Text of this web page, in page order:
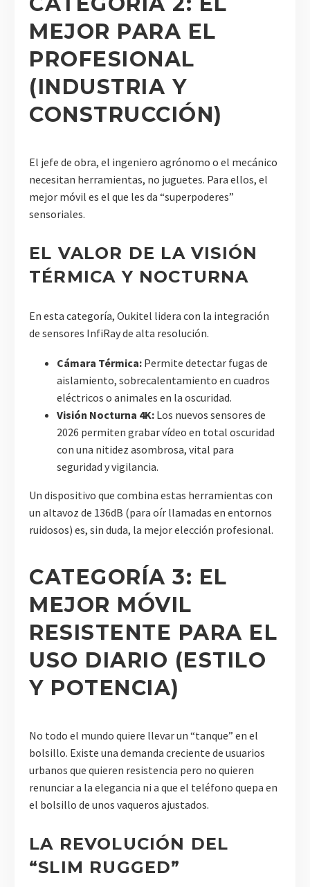
MEJOR PARA EL
PROFESIONAL
(INDUSTRIA Y
CONSTRUCCIÓN)
El jefe de obra, el ingeniero agrónomo o el mecánico
necesitan herramientas, no juguetes. Para ellos, el
mejor móvil es el que les da “superpoderes”
sensoriales.
EL VALOR DE LA VISIÓN
TÉRMICA Y NOCTURNA
En esta categoría, Oukitel lidera con la integración
de sensores InfiRay de alta resolución.
Cámara Térmica: Permite detectar fugas de
aislamiento, sobrecalentamiento en cuadros
eléctricos o animales en la oscuridad.
Visión Nocturna 4K: Los nuevos sensores de
2026 permiten grabar vídeo en total oscuridad
con una nitidez asombrosa, vital para
seguridad y vigilancia.
Un dispositivo que combina estas herramientas con
un altavoz de 136dB (para oír llamadas en entornos
ruidosos) es, sin duda, la mejor elección profesional.
CATEGORÍA 3: EL
MEJOR MÓVIL
RESISTENTE PARA EL
USO DIARIO (ESTILO
Y POTENCIA)
No todo el mundo quiere llevar un “tanque” en el
bolsillo. Existe una demanda creciente de usuarios
urbanos que quieren resistencia pero no quieren
renunciar a la elegancia ni a que el teléfono quepa en
el bolsillo de unos vaqueros ajustados.
LA REVOLUCIÓN DEL
“SLIM RUGGED”